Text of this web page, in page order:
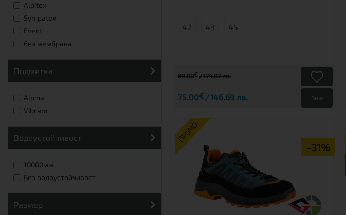
Alpitex
Sympatex
Event
без мембрана
подметка
Alpina
Vibram
Водоустойчивост
10000мм
Без водоустойчивост
размер
42 43 45
89.00€ 174.07 лв.
75.00€ 146.69 лв. Виж
ПРОМО
-31%